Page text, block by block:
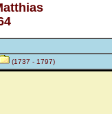
(1737 - 1797)